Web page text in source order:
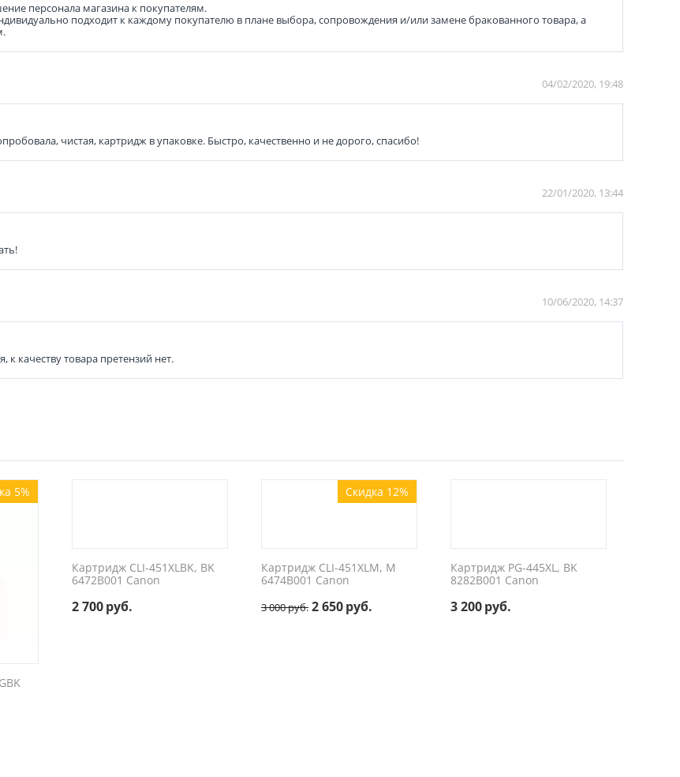
персонала магазина к покупателям.
подходит к каждому покупателю в плане выбора, сопровождения и/или замене бракованного товара, а
04/02/2020, 19:48
чистая, картридж в упаковке. Быстро, качественно и не дорого, спасибо!
22/01/2020, 13:44
10/06/2020, 14:37
качеству товара претензий нет.
5%
Картридж CLI-451XLBK, BK
6472B001 Canon
2 700руб.
Скидка 12%
Картридж CLI-451XLM, M
6474B001 Canon
3 000руб. 2 650руб.
Картридж PG-445XL, BK
8282B001 Canon
3 200руб.